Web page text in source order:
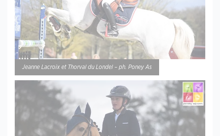
Jeanne Lacroix et Thorval du Londel – ph. Poney As